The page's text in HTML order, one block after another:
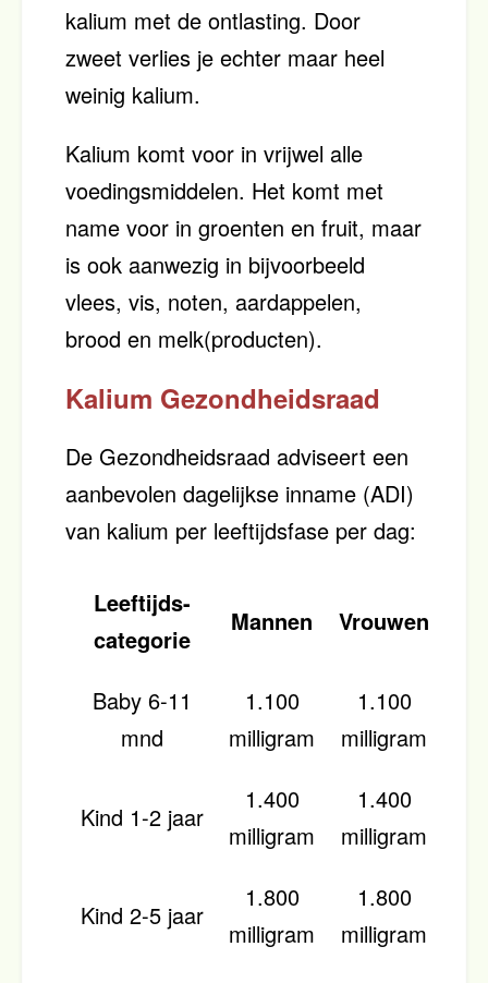
kalium met de ontlasting. Door
zweet verlies je echter maar heel
weinig kalium.
Kalium komt voor in vrijwel alle
voedingsmiddelen. Het komt met
name voor in groenten en fruit, maar
is ook aanwezig in bijvoorbeeld
vlees, vis, noten, aardappelen,
brood en melk(producten).
Kalium Gezondheidsraad
De Gezondheidsraad adviseert een
aanbevolen dagelijkse inname (ADI)
van kalium per leeftijdsfase per dag:
Leeftijds-
categorie
Mannen Vrouwen
Baby 6-11
mnd
1.100
milligram
1.100
milligram
Kind 1-2 jaar
1.400
milligram
1.400
milligram
Kind 2-5 jaar
1.800
milligram
1.800
milligram